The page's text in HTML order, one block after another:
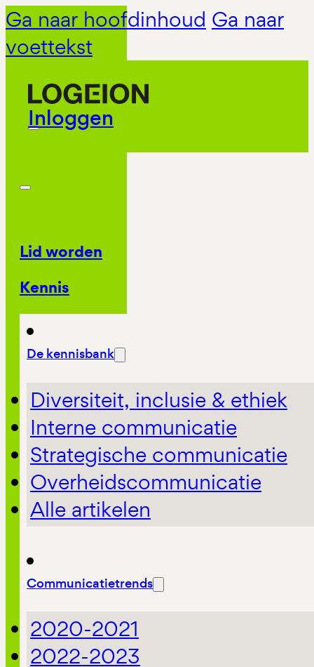
Ga naar hoofdinhoud Ga naar
voettekst
Inloggen
Lid worden
Kennis
De kennisbank
Diversiteit, inclusie & ethiek
Interne communicatie
Strategische communicatie
Overheidscommunicatie
Alle artikelen
Communicatietrends
2020-2021
2022-2023